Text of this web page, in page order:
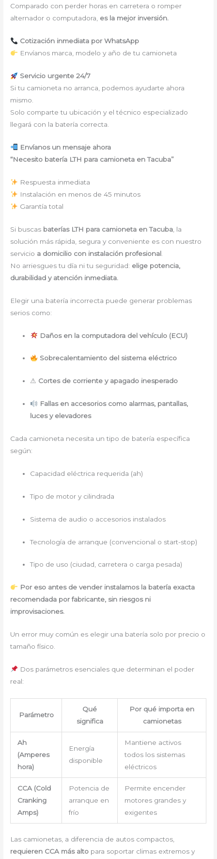
Comparado con perder horas en carretera o romper
alternador o computadora, es la mejor inversión.
Cotización inmediata por WhatsApp
Envíanos marca, modelo y año de tu camioneta
Servicio urgente 24/7
Si tu camioneta no arranca, podemos ayudarte ahora
mismo.
Solo comparte tu ubicación y el técnico especializado
llegará con la batería correcta.
Envíanos un mensaje ahora
“Necesito batería LTH para camioneta en Tacuba”
Respuesta inmediata
Instalación en menos de 45 minutos
Garantía total
Si buscas baterías LTH para camioneta en Tacuba , la
solución más rápida, segura y conveniente es con nuestro
servicio a domicilio con instalación profesional
No arriesgues tu día ni tu seguridad: elige potencia,
durabilidad y atención inmediata.
Elegir una batería incorrecta puede generar problemas
serios como:
Daños en la computadora del vehículo (ECU)
Sobrecalentamiento del sistema eléctrico
⚠ Cortes de corriente y apagado inesperado
Fallas en accesorios como alarmas, pantallas,
luces y elevadores
Cada camioneta necesita un tipo de batería específica
según:
Capacidad eléctrica requerida (ah)
Tipo de motor y cilindrada
Sistema de audio o accesorios instalados
Tecnología de arranque (convencional o start-stop)
Tipo de uso (ciudad, carretera o carga pesada)
Por eso antes de vender instalamos la batería exacta
recomendada por fabricante, sin riesgos ni
improvisaciones.
Un error muy común es elegir una batería solo por precio o
tamaño físico.
Dos parámetros esenciales que determinan el poder
real:
Parámetro
Qué
significa
Por qué importa en
camionetas
Ah
(Amperes
hora)
Energía
disponible
Mantiene activos
todos los sistemas
eléctricos
CCA (Cold
Cranking
Amps)
Potencia de
arranque en
frío
Permite encender
motores grandes y
exigentes
Las camionetas, a diferencia de autos compactos,
requieren CCA más alto para soportar climas extremos y